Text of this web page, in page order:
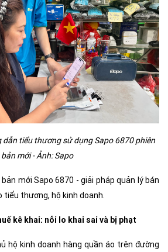
dẫn tiểu thương sử dụng Sapo 6870 phiên
bản mới - Ảnh: Sapo
mới Sapo 6870 - giải pháp quản lý bán
tiểu thương, hộ kinh doanh.
kê khai: nỗi lo khai sai và bị phạt
hộ kinh doanh hàng quần áo trên đường